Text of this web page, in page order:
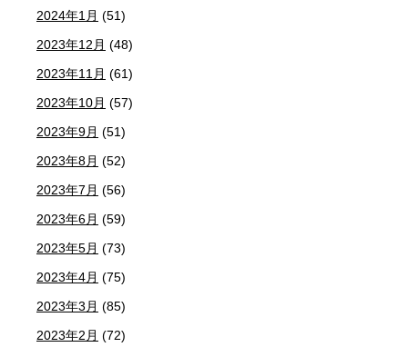
2024年1月 (51)
2023年12月 (48)
2023年11月 (61)
2023年10月 (57)
2023年9月 (51)
2023年8月 (52)
2023年7月 (56)
2023年6月 (59)
2023年5月 (73)
2023年4月 (75)
2023年3月 (85)
2023年2月 (72)